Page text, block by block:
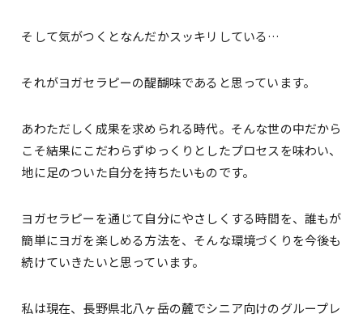
そして気がつくとなんだかスッキリしている…
それがヨガセラピーの醍醐味であると思っています。
あわただしく成果を求められる時代。そんな世の中だから
こそ結果にこだわらずゆっくりとしたプロセスを味わい、
地に足のついた自分を持ちたいものです。
ヨガセラピーを通じて自分にやさしくする時間を、誰もが
簡単にヨガを楽しめる方法を、そんな環境づくりを今後も
続けていきたいと思っています。
私は現在、長野県北八ヶ岳の麓でシニア向けのグループレ